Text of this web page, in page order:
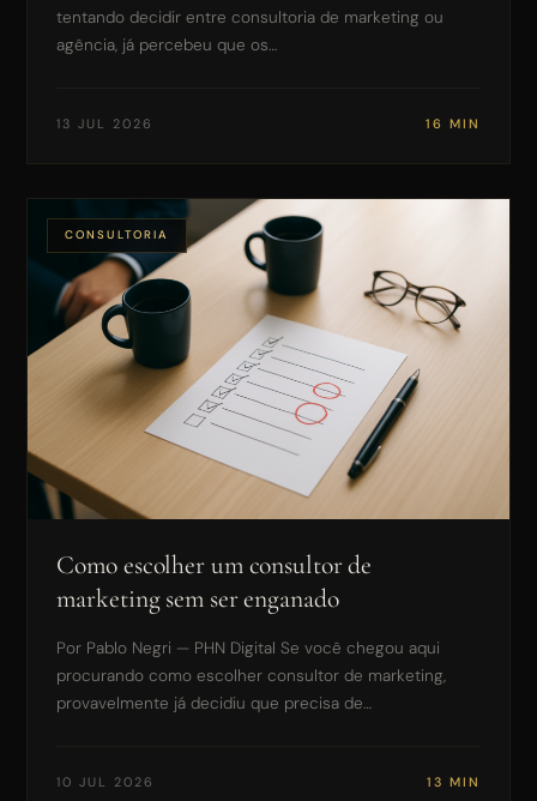
tentando decidir entre consultoria de marketing ou
agência, já percebeu que os…
13 JUL 2026 16 MIN
CONSULTORIA
Como escolher um consultor de
marketing sem ser enganado
Por Pablo Negri — PHN Digital Se você chegou aqui
procurando como escolher consultor de marketing,
provavelmente já decidiu que precisa de…
10 JUL 2026 13 MIN